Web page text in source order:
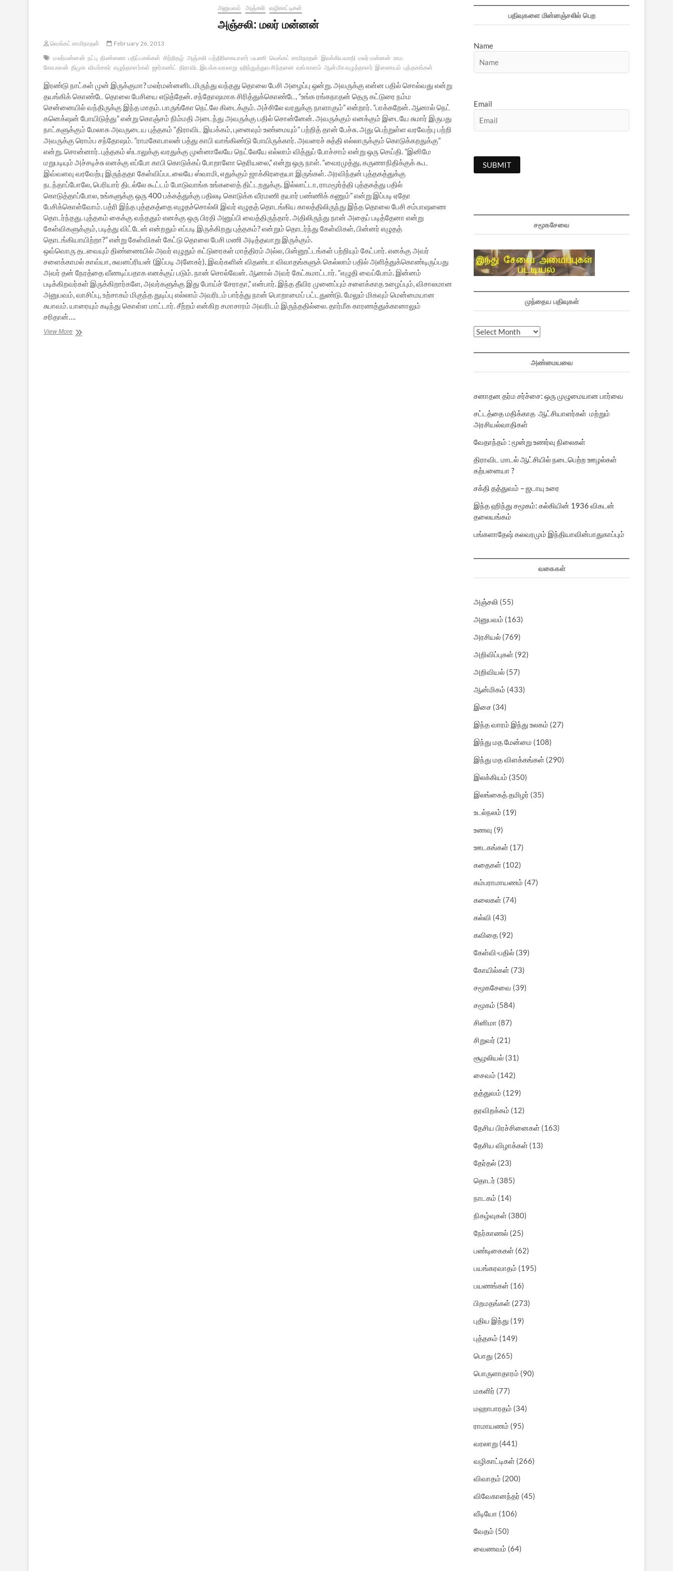
அனுபவம் அஞ்சலி வழிகாட்டிகள்
அஞ்சலி: மலர் மன்னன்
வெங்கட் சாமிநாதன்
February 26, 2013
மலர்மன்னன் நட்பு திண்ணை பதிப்பகங்கள் சிற்றிதழ் அஞ்சலி பத்திரிகையாளர் பயணி வெங்கட் சாமிநாதன் இலக்கியவாதி மலர் மன்னன் ராம.
கோபாலன் திமுக விமர்சகர் எழுத்தாளர்கள் ஜார்கண்ட் திராவிட இயக்க வரலாறு ஹிந்துத்துவ சிந்தனை வங்காளம் ஆன்மீக எழுத்தாளர் இணையம் புத்தகங்கள்
இரண்டு நாட்கள் முன் இருக்குமா? மலர்மன்னனிடமிருந்து வந்தது தொலை பேசி அழைப்பு ஒன்று. அவருக்கு என்ன பதில் சொல்வது என்று
தயங்கிக் கொண்டே தொலை பேசியை எடுத்தேன். சந்தோஷமாக சிரித்துக்கொண்டே, ”உங்க ரங்கநாதன் தெரு கட்டுரை நம்ம
சென்னையில் வந்திருக்கு இந்த மாதம். பாருங்கோ நெட்லே கிடைக்கும். அச்சிலே வரதுக்கு நாளாகும்” என்றார். ”பாக்கறேன். ஆனால் நெட்
கனெக்‌ஷன் போயிடுத்து” என்று கொஞ்சம் நிம்மதி அடைந்து அவருக்கு பதில் சொன்னேன். அவருக்கும் எனக்கும் இடையே சுமார் இருபது
நாட்களுக்கும் மேலாக அவருடைய புத்தகம் “திராவிட இயக்கம், புனைவும் உண்மையும்” பற்றித் தான் பேச்சு. அது பெற்றுள்ள வரவேற்பு பற்றி
அவருக்கு ரொம்ப சந்தோஷம். ”ராமகோபாலன் பத்து காபி வாங்கிண்டு போயிருக்கார். அவரைச் சுத்தி எல்லாருக்கும் கொடுக்கறதுக்கு”
என்று. சொன்னார். புத்தகம் ஸ்டாலுக்கு வரதுக்கு முன்னாலேயே நெட்லேயே எல்லாம் வித்துப் போச்சாம் என்று ஒரு செய்தி. ”இனிமே
மறுபடியும் அச்சடிச்சு எனக்கு எப்போ காபி கொடுக்கப் போறாளோ தெரியலை,” என்று ஒரு நாள். “வைரமுத்து, கருணாநிதிக்குக் கூட
இவ்வளவு வரவேற்பு இருந்ததா கேள்விப்படலையே ஸ்வாமி, எதுக்கும் ஜாக்கிரதையா இருங்கள். அரவிந்தன் புத்தகத்துக்கு
நடந்தாப்போலே, பெரியார் திடல்லே கூட்டம் போடுவாங்க உங்களைத் திட்டறதுக்கு. இல்லாட்டா, ராமமூர்த்தி புத்தகத்து பதில்
கொடுத்தாப்போல, உங்களுக்கு ஒரு 400 பக்கத்துக்கு பதிலடி கொடுக்க வீரமணி தயார் பண்ணிக் கணும்” என்று இப்படி ஏதோ
பேசிக்கொள்வோம். பத்ரி இந்த புத்தகத்தை எழுதச்சொல்லி இவர் எழுதத் தொடங்கிய காலத்திலிருந்து இந்த தொலை பேசி சம்பாஷணை
தொடர்ந்தது. புத்தகம் கைக்கு வந்ததும் எனக்கு ஒரு பிரதி அனுப்பி வைத்திருந்தார். அதிலிருந்து நான் அதைப் படித்தேனா என்று
கேள்விகளுக்கும், படித்து விட்டேன் என்றதும் எப்படி இருக்கிறது புத்தகம்? என்றும் தொடர்ந்து கேள்விகள், பின்னர் எழுதத்
தொடங்கியாயிற்றா?” என்று கேள்விகள் கேட்டு தொலை பேசி மணி அடித்தவாறு இருக்கும்.
ஒவ்வொரு தடவையும் திண்ணையில் அவர் எழுதும் கட்டுரைகள் மாத்திரம் அல்ல, பின்னூட்டங்கள் பற்றியும் கேட்பார். எனக்கு அவர்
சளைக்காமல் காவ்யா, சுவனப்ரியன் (இப்படி அனேகர்), இவர்களின் விதண்டா விவாதங்களுக் கெல்லாம் பதில் அளித்துக்கொண்டிருப்பது
அவர் தன் நேரத்தை வீணடிப்பதாக எனக்குப் படும். நான் சொல்வேன். ஆனால் அவர் கேட்கமாட்டார். ”எழுதி வைப்போம். இன்னம்
படிக்கிறவர்கள் இருக்கிறார்களே, அவர்களுக்கு இது போய்ச் சேராதா,” என்பார். இந்த தீவிர முனைப்பும் சளைக்காத உழைப்பும், விசாலமான
அனுபவம், வாசிப்பு, உற்சாகம் மிகுந்த துடிப்பு எல்லாம் அவரிடம் பார்த்து நான் பொறாமைப் பட்டதுண்டு. மேலும் மிகவும் மென்மையான
சுபாவம். யாரையும் கடிந்து கொள்ள மாட்டார். சீற்றம் என்கிற சமாசாரம் அவரிடம் இருந்ததில்லை. தார்மீக காரணத்துக்கானாலும்
சரிதான்….
View Moreஅஞ்சலி:
பதிவுகளை மின்னஞ்சலில் பெற
Name
Email
சமூகசேவை
முந்தைய பதிவுகள்
முந்தைய
அண்மையவை
சனாதன தர்ம சர்ச்சை: ஒரு முழுமையான பார்வை
சட்டத்தை மதிக்காத ஆட்சியாளர்கள் மற்றும்
அரசியல்வாதிகள்
வேதாந்தம் : மூன்று உணர்வு நிலைகள்
திராவிட மாடல் ஆட்சியில் நடைபெற்ற ஊழல்கள்
கற்பனையா ?
சக்தி தத்துவம் – ஜடாயு உரை
இந்த ஹிந்து சமூகம்: கல்கியின் 1936 விகடன்
தலையங்கம்
பங்களாதேஷ் கலவரமும் இந்தியாவின்பாதுகாப்பும்
வகைகள்
அஞ்சலி (55)
அனுபவம் (163)
அரசியல் (769)
அறிவிப்புகள் (92)
அறிவியல் (57)
ஆன்மிகம் (433)
இசை (34)
இந்த வாரம் இந்து உலகம் (27)
இந்து மத மேன்மை (108)
இந்து மத விளக்கங்கள் (290)
இலக்கியம் (350)
இலங்கைத் தமிழர் (35)
உடல்நலம் (19)
உணவு (9)
ஊடகங்கள் (17)
கதைகள் (102)
கம்பராமாயணம் (47)
கலைகள் (74)
கல்வி (43)
கவிதை (92)
கேள்வி-பதில் (39)
கோயில்கள் (73)
சமூகசேவை (39)
சமூகம் (584)
சினிமா (87)
சிறுவர் (21)
சூழலியல் (31)
சைவம் (142)
தத்துவம் (129)
தரவிறக்கம் (12)
தேசிய பிரச்சினைகள் (163)
தேசிய விழாக்கள் (13)
தேர்தல் (23)
தொடர் (385)
நாடகம் (14)
நிகழ்வுகள் (380)
நேர்காணல் (25)
பண்டிகைகள் (62)
பயங்கரவாதம் (195)
பயணங்கள் (16)
பிறமதங்கள் (273)
புதிய இந்து (19)
புத்தகம் (149)
பொது (265)
பொருளாதாரம் (90)
மகளிர் (77)
மஹாபாரதம் (34)
ராமாயணம் (95)
வரலாறு (441)
வழிகாட்டிகள் (266)
விவாதம் (200)
விவேகானந்தர் (45)
வீடியோ (106)
வேதம் (50)
வைணவம் (64)